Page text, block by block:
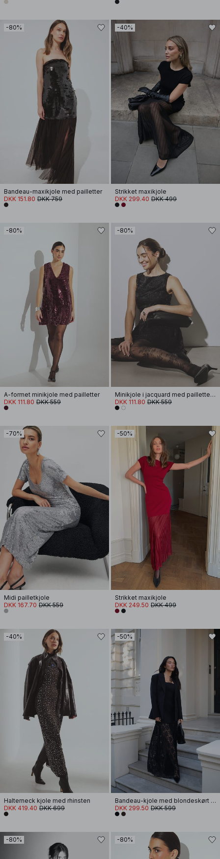
-80%
Bandeau-maxikjole med pailletter
DKK 151.80 DKK 759
-40%
Strikket maxikjole
DKK 299.40 DKK 499
-80%
A-formet minikjole med pailletter
DKK 111.80 DKK 559
-80%
Minikjole i jacquard med pailletter og flæser i siden
DKK 111.80 DKK 559
-70%
Midi pailletkjole
DKK 167.70 DKK 559
-50%
Strikket maxikjole
DKK 249.50 DKK 499
-40%
Halterneck kjole med rhinsten
DKK 419.40 DKK 699
-50%
Bandeau-kjole med blondeskørt og skulpturel pasform
DKK 299.50 DKK 599
-80% -80%